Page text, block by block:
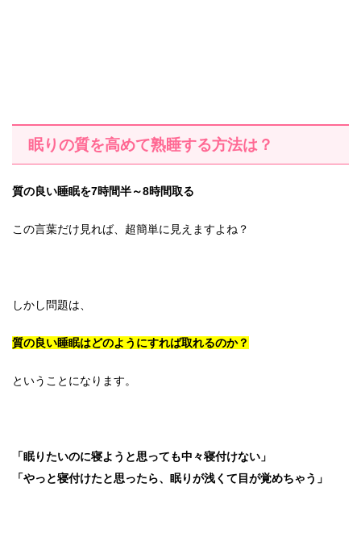
眠りの質を高めて熟睡する方法は？
質の良い睡眠を7時間半～8時間取る
この言葉だけ見れば、超簡単に見えますよね？
しかし問題は、
質の良い睡眠はどのようにすれば取れるのか？
ということになります。
「眠りたいのに寝ようと思っても中々寝付けない」
「やっと寝付けたと思ったら、眠りが浅くて目が覚めちゃう」